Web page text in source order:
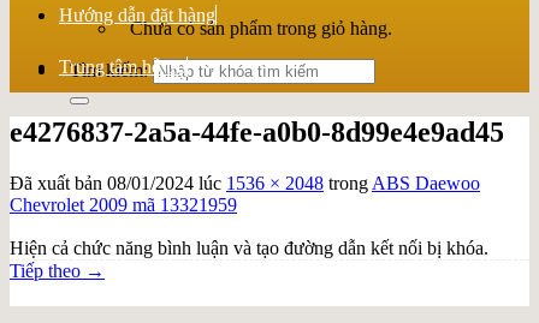
Chưa có sản phẩm trong giỏ hàng.
Tìm kiếm:
Hướng dẫn đặt hàng
Trung tâm hỗ trợ
e4276837-2a5a-44fe-a0b0-8d99e4e9ad45
Đã xuất bản 08/01/2024 lúc 1536 × 2048 trong ABS Daewoo
Chevrolet 2009 mã 13321959
Hiện cả chức năng bình luận và tạo đường dẫn kết nối bị khóa.
Tiếp theo →